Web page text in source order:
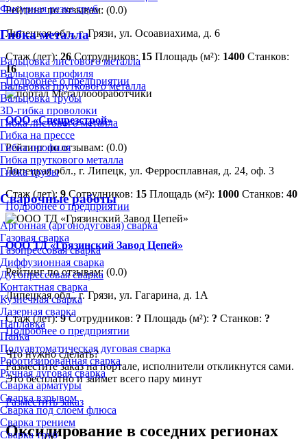
Фигурная резка труб
Гибка металла
Вальцовка листового металла
Вальцовка профиля
Вальцовка пруткового металла
Вальцовка трубы
3D-гибка проволоки
Гибка листового металла
Гибка на прессе
Гибка профиля
Гибка пруткового металла
Гибка трубы
Сварочные работы
Аргонная (аргонодуговая) сварка
Газовая сварка
Газопрессовая сварка
Диффузионная сварка
Дугопрессовая сварка
Контактная сварка
Кузнечная сварка
Лазерная сварка
Наплавка
Пайка
Полуавтоматическая дуговая сварка
Роботизированная сварка
Ручная дуговая сварка
Сварка арматуры
Сварка взрывом
Сварка под слоем флюса
Сварка трением
Сварка труб
Рейтинг по отзывам: (0.0)
Липецкая обл., г. Грязи, ул. Осоавиахима, д. 6
Стаж (лет): 26 Сотрудников: 15 Площадь (м²): 1400 Станков:
16
Подробнее о предприятии
ООО «Спецрезстрой»
Рейтинг по отзывам: (0.0)
Липецкая обл., г. Липецк, ул. Ферросплавная, д. 24, оф. 3
Стаж (лет): 9 Сотрудников: 15 Площадь (м²): 1000 Станков: 40
Подробнее о предприятии
ООО ТД «Грязинский Завод Цепей»
Рейтинг по отзывам: (0.0)
Липецкая обл., г. Грязи, ул. Гагарина, д. 1А
Стаж (лет):9 Сотрудников: ? Площадь (м²): ? Станков: ?
Подробнее о предприятии
Что нужно сделать?
Разместите заказ на портале, исполнители откликнутся сами.
Это бесплатно и займет всего пару минут
Разместить заказ
Оксидирование в соседних регионах